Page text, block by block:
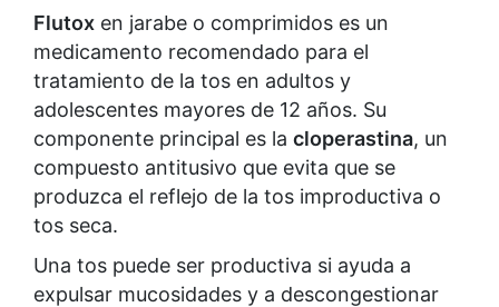
Flutox en jarabe o comprimidos es un
medicamento recomendado para el
tratamiento de la tos en adultos y
adolescentes mayores de 12 años. Su
componente principal es la cloperastina, un
compuesto antitusivo que evita que se
produzca el reflejo de la tos improductiva o
tos seca.
Una tos puede ser productiva si ayuda a
expulsar mucosidades y a descongestionar